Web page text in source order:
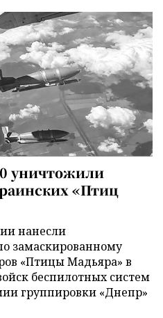
уничтожили
«Птиц
нанесли
замаскированному
«Птицы Мадьяра» в
беспилотных систем
группировки «Днепр»